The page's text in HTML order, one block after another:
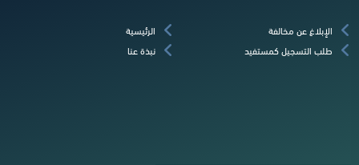
الإبلاغ عن مخالفة
طلب التسجيل كمستفيد
الرئيسية
نبذة عنا